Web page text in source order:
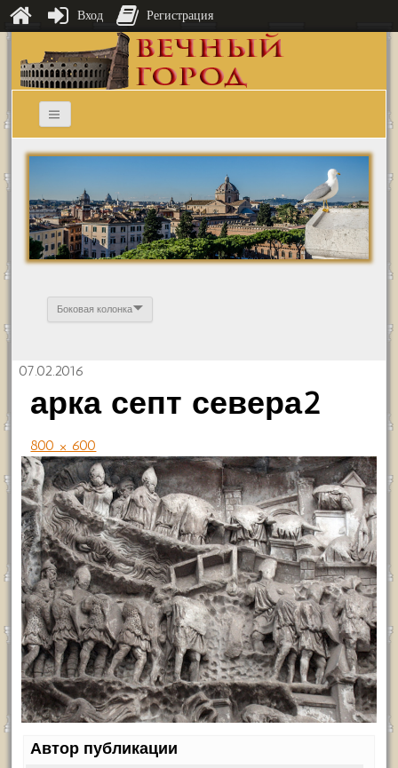
Боковая колонка
07.02.2016
арка септ севера2
800 × 600
Автор публикации
Вход Регистрация